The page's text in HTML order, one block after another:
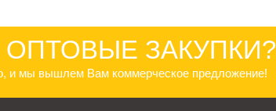
ЗАКУПКИ?
и мы вышлем Вам коммерческое предложение!